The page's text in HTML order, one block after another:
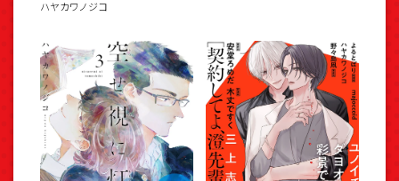
ハヤカワノジコ